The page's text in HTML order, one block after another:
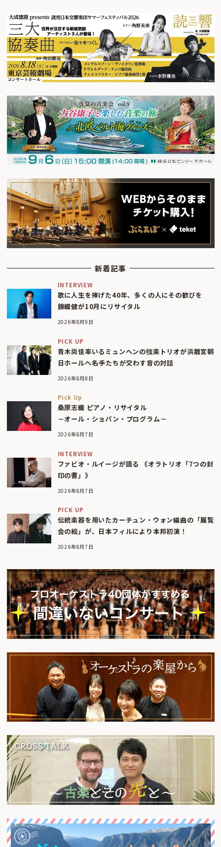
新着記事
INTERVIEW
歌に人生を捧げた40年、多くの人にその歓びを
錦織健が10月にリサイタル
2026年8月9日
PICK UP
青木尚佳率いるミュンヘンの弦楽トリオが浜離宮朝
日ホールへ――名手たちが交わす音の対話
2026年8月8日
Pick Up
桑原志織 ピアノ・リサイタル
－オール・ショパン・プログラム－
2026年8月7日
INTERVIEW
ファビオ・ルイージが語る 《オラトリオ「7つの封
印の書」》
2026年8月7日
PICK UP
伝統楽器を用いたカーチュン・ウォン編曲の「展覧
会の絵」が、日本フィルにより本邦初演！
2026年8月7日